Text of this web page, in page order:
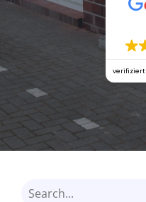
verifiziert